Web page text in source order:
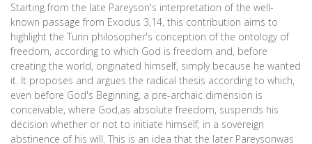
Starting from the late Pareyson's interpretation of the well-
known passage from Exodus 3,14, this contribution aims to
highlight the Turin philosopher's conception of the ontology of
freedom, according to which God is freedom and, before
creating the world, originated himself, simply because he wanted
it. It proposes and argues the radical thesis according to which,
even before God's Beginning, a pre-archaic dimension is
conceivable, where God,as absolute freedom, suspends his
decision whether or not to initiate himself; in a sovereign
abstinence of his will. This is an idea that the later Pareysonwas